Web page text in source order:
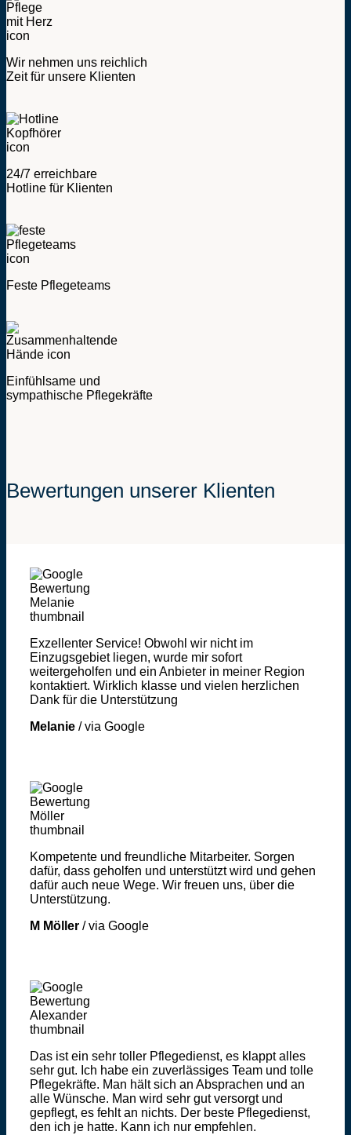
Wir nehmen uns reichlich
Zeit für unsere Klienten
24/7 erreichbare
Hotline für Klienten
Feste Pflegeteams
Einfühlsame und
sympathische Pflegekräfte
Bewertungen unserer Klienten
Exzellenter Service! Obwohl wir nicht im
Einzugsgebiet liegen, wurde mir sofort
weitergeholfen und ein Anbieter in meiner Region
kontaktiert. Wirklich klasse und vielen herzlichen
Dank für die Unterstützung
Melanie /via Google
Kompetente und freundliche Mitarbeiter. Sorgen
dafür, dass geholfen und unterstützt wird und gehen
dafür auch neue Wege. Wir freuen uns, über die
Unterstützung.
M Möller /via Google
Das ist ein sehr toller Pflegedienst, es klappt alles
sehr gut. Ich habe ein zuverlässiges Team und tolle
Pflegekräfte. Man hält sich an Absprachen und an
alle Wünsche. Man wird sehr gut versorgt und
gepflegt, es fehlt an nichts. Der beste Pflegedienst,
den ich je hatte. Kann ich nur empfehlen.